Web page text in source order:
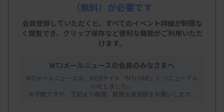
コンパルホール 305号
（無料）が必要です
会員登録していただくと、すべてのイベント詳細が制限な
く閲覧でき、 クリップ保存など便利な機能がご利用いただ
けます。
MTJメールニュースの会員のみなさまへ
MTJメールニュースは、WEBサイト「MTJ ONE」にリニューアル
いたしました。
お手数ですが、下記より再度、新規会員登録をお願いします。